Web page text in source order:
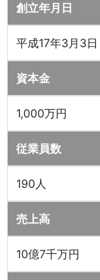
創立年月日
平成17年3月3日
資本金
1,000万円
従業員数
190人
売上高
10億7千万円